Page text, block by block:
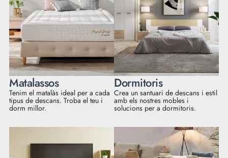
Matalassos
Tenim el matalàs ideal per a cada
tipus de descans. Troba el teu i
dorm millor.
Dormitoris
Crea un santuari de descans i estil
amb els nostres mobles i
solucions per a dormitoris.